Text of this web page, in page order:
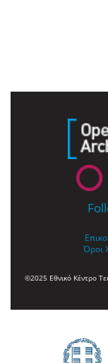
Όροι
©2025 Εθνικό Κέντρο